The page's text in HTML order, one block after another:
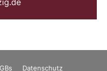
Datenschutz